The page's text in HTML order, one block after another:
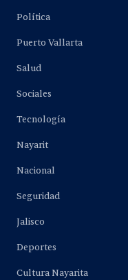
Política
Puerto Vallarta
Salud
Sociales
Tecnología
Nayarit
Nacional
Seguridad
Jalisco
Deportes
Cultura Nayarita